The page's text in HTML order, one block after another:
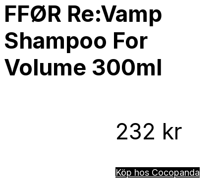
FFØR Re:Vamp
Shampoo For
Volume 300ml
232 kr
Köp hos Cocopanda